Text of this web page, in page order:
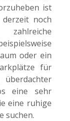
ist
noch
oder ein
für
eine sehr
eine ruhige
suchen.